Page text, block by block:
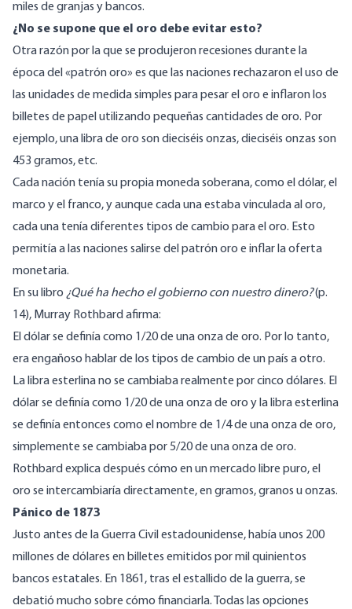
miles de granjas y bancos.
¿No se supone que el oro debe evitar esto?
Otra razón por la que se produjeron recesiones durante la
época del «patrón oro» es que las naciones rechazaron el uso de
las unidades de medida simples para pesar el oro e inflaron los
billetes de papel utilizando pequeñas cantidades de oro. Por
ejemplo, una libra de oro son dieciséis onzas, dieciséis onzas son
453 gramos, etc.
Cada nación tenía su propia moneda soberana, como el dólar, el
marco y el franco, y aunque cada una estaba vinculada al oro,
cada una tenía diferentes tipos de cambio para el oro. Esto
permitía a las naciones salirse del patrón oro e inflar la oferta
monetaria.
En su libro ¿Qué ha hecho el gobierno con nuestro dinero?(p.
14), Murray Rothbard afirma:
El dólar se definía como 1/20 de una onza de oro. Por lo tanto,
era engañoso hablar de los tipos de cambio de un país a otro.
La libra esterlina no se cambiaba realmente por cinco dólares. El
dólar se definía como 1/20 de una onza de oro y la libra esterlina
se definía entonces como el nombre de 1/4 de una onza de oro,
simplemente se cambiaba por 5/20 de una onza de oro.
Rothbard explica después cómo en un mercado libre puro, el
oro se intercambiaría directamente, en gramos, granos u onzas.
Pánico de 1873
Justo antes de la Guerra Civil estadounidense, había unos 200
millones de dólares en billetes emitidos por mil quinientos
bancos estatales. En 1861, tras el estallido de la guerra, se
debatió mucho sobre cómo financiarla. Todas las opciones